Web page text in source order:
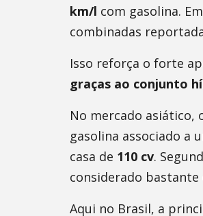
km/l com gasolina.
combinadas
Isso reforça o forte
graças ao conjunto
No mercado asiático,
gasolina associado a
casa de 110 cv.
considerado
Aqui no Brasil, a